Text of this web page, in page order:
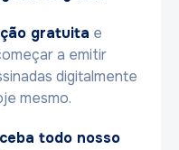
gratuita e
a emitir
digitalmente
mesmo.
todo nosso